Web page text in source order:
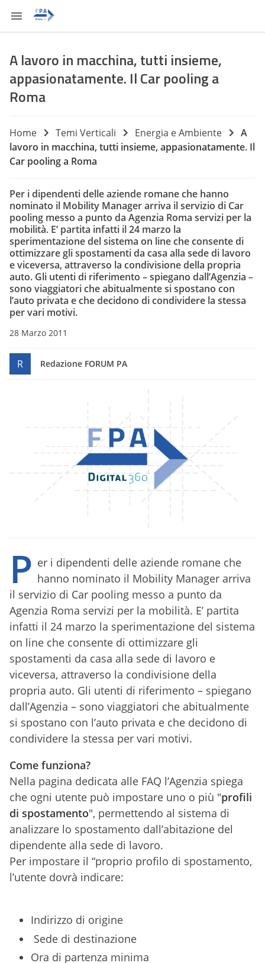
A lavoro in macchina, tutti insieme,
appasionatamente. Il Car pooling a
Roma
Home Temi Verticali Energia e Ambiente
A
lavoro in macchina, tutti insieme, appasionatamente. Il
Car pooling a Roma
Per i dipendenti delle aziende romane che hanno
nominato il Mobility Manager arriva il servizio di Car
pooling messo a punto da Agenzia Roma servizi per la
mobilità. E’ partita infatti il 24 marzo la
sperimentazione del sistema on line che consente di
ottimizzare gli spostamenti da casa alla sede di lavoro
e viceversa, attraverso la condivisione della propria
auto. Gli utenti di riferimento – spiegano dall’Agenzia –
sono viaggiatori che abitualmente si spostano con
l’auto privata e che decidono di condividere la stessa
per vari motivi.
28 Marzo 2011
R Redazione FORUM PA
P er i dipendenti delle aziende romane che
hanno nominato il Mobility Manager arriva
il servizio di Car pooling messo a punto da
Agenzia Roma servizi per la mobilità. E’ partita
infatti il 24 marzo la sperimentazione del sistema
on line che consente di ottimizzare gli
spostamenti da casa alla sede di lavoro e
viceversa, attraverso la condivisione della
propria auto. Gli utenti di riferimento – spiegano
dall’Agenzia – sono viaggiatori che abitualmente
si spostano con l’auto privata e che decidono di
condividere la stessa per vari motivi.
Come funziona?
Nella pagina dedicata alle FAQ l’Agenzia spiega
che ogni utente può impostare uno o più "profili
di spostamento", permettendo al sistema di
analizzare lo spostamento dall’abitazione del
dipendente alla sede di lavoro.
Per impostare il “proprio profilo di spostamento,
l’utente dovrà indicare:
Indirizzo di origine
Sede di destinazione
Ora di partenza minima